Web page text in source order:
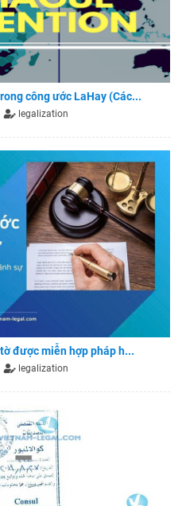
công ước LaHay (Các...
legalization
được miễn hợp pháp h...
legalization